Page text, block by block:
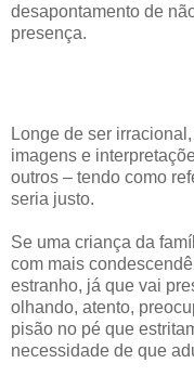
desapontamento de
presença.
Longe de ser
imagens e
outros – tendo como
seria justo.
Se uma criança da
com mais
estranho, já que vai
olhando, atento,
pisão no pé que
necessidade de que